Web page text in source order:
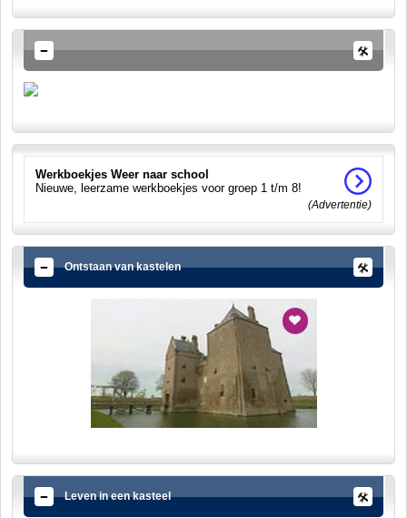
Werkboekjes Weer naar school
Nieuwe, leerzame werkboekjes voor groep 1 t/m 8!
(Advertentie)
Ontstaan van kastelen
Leven in een kasteel